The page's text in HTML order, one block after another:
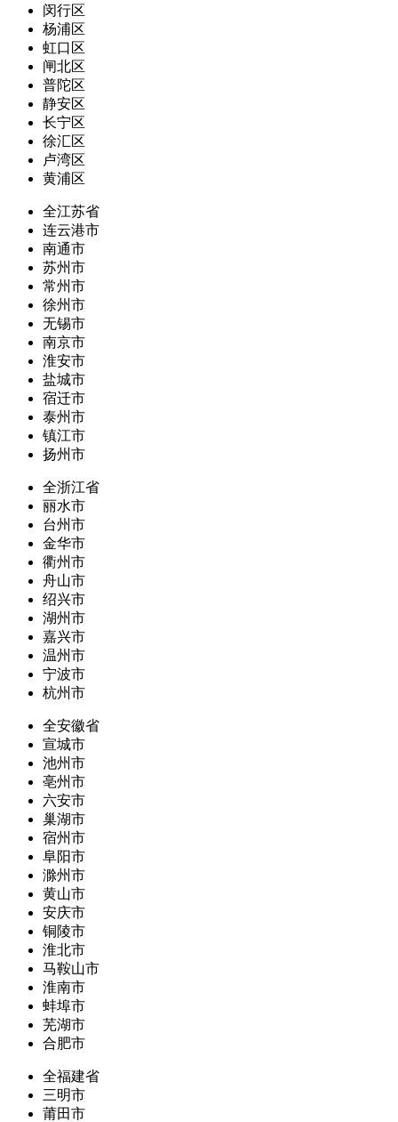
闵行区
杨浦区
虹口区
闸北区
普陀区
静安区
长宁区
徐汇区
卢湾区
黄浦区
全江苏省
连云港市
南通市
苏州市
常州市
徐州市
无锡市
南京市
淮安市
盐城市
宿迁市
泰州市
镇江市
扬州市
全浙江省
丽水市
台州市
金华市
衢州市
舟山市
绍兴市
湖州市
嘉兴市
温州市
宁波市
杭州市
全安徽省
宣城市
池州市
亳州市
六安市
巢湖市
宿州市
阜阳市
滁州市
黄山市
安庆市
铜陵市
淮北市
马鞍山市
淮南市
蚌埠市
芜湖市
合肥市
全福建省
三明市
莆田市